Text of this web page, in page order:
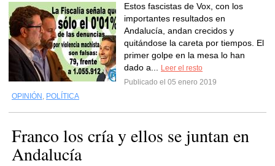
Estos fascistas de Vox, con los
importantes resultados en
Andalucía, andan crecidos y
quitándose la careta por tiempos. El
primer golpe en la mesa lo han
dado a...
Leer el resto
Publicado el 05 enero 2019
OPINIÓN , POLÍTICA
Franco los cría y ellos se juntan en
Andalucía